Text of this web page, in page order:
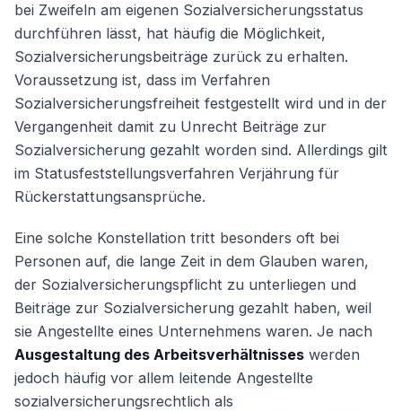
Geschäftsführer (Angestellt /
Gesellschafter)
Selbstständig / Unternehmer
Angestellter
bei Zweifeln am eigenen Sozialversicherungsstatus
durchführen lässt, hat häufig die Möglichkeit,
Sozialversicherungsbeiträge zurück zu erhalten.
Voraussetzung ist, dass im Verfahren
Sozialversicherungsfreiheit festgestellt wird und in der
Vergangenheit damit zu Unrecht Beiträge zur
Sozialversicherung gezahlt worden sind. Allerdings gilt
im Statusfeststellungsverfahren Verjährung für
Rückerstattungsansprüche.
Eine solche Konstellation tritt besonders oft bei
Personen auf, die lange Zeit in dem Glauben waren,
der Sozialversicherungspflicht zu unterliegen und
Beiträge zur Sozialversicherung gezahlt haben, weil
sie Angestellte eines Unternehmens waren. Je nach
Ausgestaltung des Arbeitsverhältnisses werden
jedoch häufig vor allem leitende Angestellte
sozialversicherungsrechtlich als